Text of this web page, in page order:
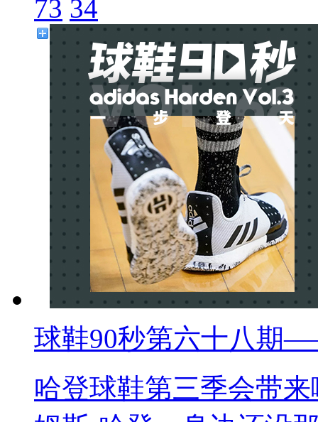
73 34
球鞋90秒第六十八期
哈登球鞋第三季会带